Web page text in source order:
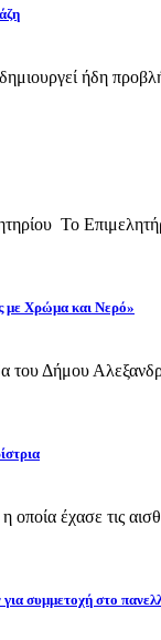
ήδη
Το
με Χρώμα και Νερό»
Δήμου
η οποία έχασε τις
συμμετοχή στο